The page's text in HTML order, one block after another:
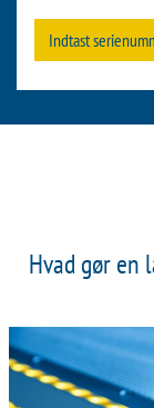
Indtast
Hvad gør en